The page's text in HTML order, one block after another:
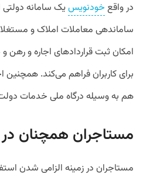
در واقع خودنویسیک سامانه
ساماندهی معاملات املاک و
امکان ثبت قراردادهای اجاره و رهن
برای کاربران فراهم می‌کند. همچنین
هم به وسیله درگاه ملی خدمات
مستاجران همچنان
مستاجران در زمینه الزامی شدن